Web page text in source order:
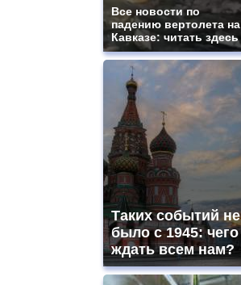
Все новости по
падению вертолета на
Кавказе: читать здесь
Таких событий не
было с 1945: чего
ждать всем нам?